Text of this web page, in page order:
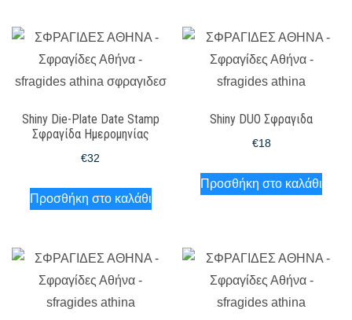
Shiny Die-Plate Date Stamp
Σφραγίδα Ημερομηνίας
€32
Προσθήκη στο καλάθι
Shiny DUO Σφραγιδα
€18
Προσθήκη στο καλάθι